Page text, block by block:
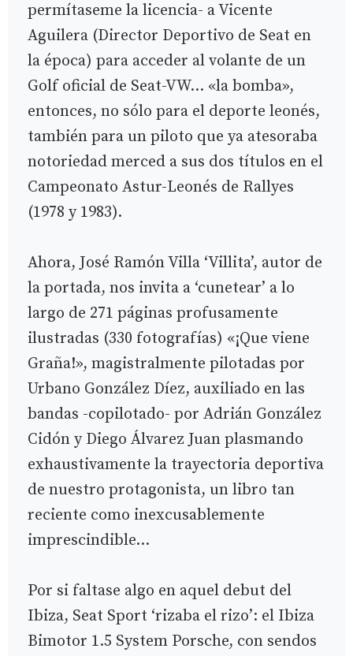
permítaseme la licencia- a Vicente
Aguilera (Director Deportivo de Seat en
la época) para acceder al volante de un
Golf oficial de Seat-VW… «la bomba»,
entonces, no sólo para el deporte leonés,
también para un piloto que ya atesoraba
notoriedad merced a sus dos títulos en el
Campeonato Astur-Leonés de Rallyes
(1978 y 1983).
Ahora, José Ramón Villa ‘Villita’, autor de
la portada, nos invita a ‘cunetear’ a lo
largo de 271 páginas profusamente
ilustradas (330 fotografías) «¡Que viene
Graña!», magistralmente pilotadas por
Urbano González Díez, auxiliado en las
bandas -copilotado- por Adrián González
Cidón y Diego Álvarez Juan plasmando
exhaustivamente la trayectoria deportiva
de nuestro protagonista, un libro tan
reciente como inexcusablemente
imprescindible…
Por si faltase algo en aquel debut del
Ibiza, Seat Sport ‘rizaba el rizo’: el Ibiza
Bimotor 1.5 System Porsche, con sendos